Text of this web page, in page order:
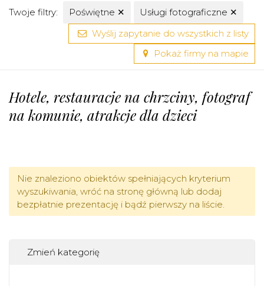
Twoje filtry: Poświętne ✕ Usługi fotograficzne ✕
Wyślij zapytanie do wszystkich z listy
Pokaż firmy na mapie
Hotele, restauracje na chrzciny, fotograf
na komunie, atrakcje dla dzieci
Nie znaleziono obiektów spełniających kryterium
wyszukiwania, wróć na stronę główną lub dodaj
bezpłatnie prezentację i bądź pierwszy na liście.
Zmień kategorię